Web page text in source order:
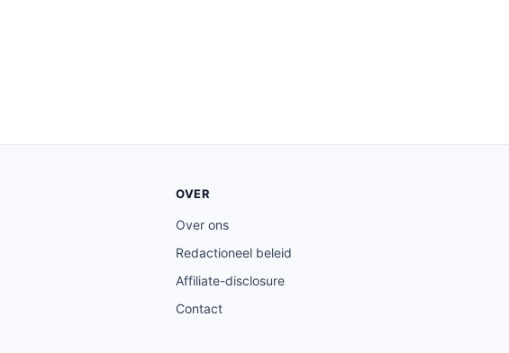
OVER
Over ons
Redactioneel beleid
Affiliate-disclosure
Contact